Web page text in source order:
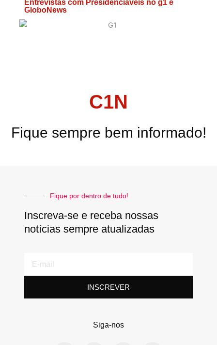
Entrevistas com Presidenciáveis no g1 e
GloboNews
C1N
Fique sempre bem informado!
Fique por dentro de tudo!
Inscreva-se e receba nossas
notícias sempre atualizadas
INSCREVER
Siga-nos